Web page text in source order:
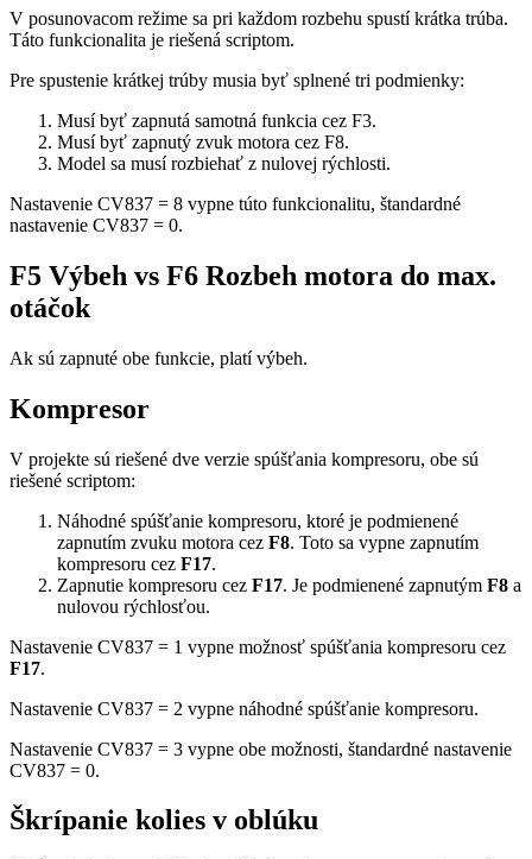
V posunovacom režime sa pri každom rozbehu spustí krátka trúba.
Táto funkcionalita je riešená scriptom.
Pre spustenie krátkej trúby musia byť splnené tri podmienky:
Musí byť zapnutá samotná funkcia cez F3.
Musí byť zapnutý zvuk motora cez F8.
Model sa musí rozbiehať z nulovej rýchlosti.
Nastavenie CV837 = 8 vypne túto funkcionalitu, štandardné
nastavenie CV837 = 0.
F5 Výbeh vs F6 Rozbeh motora do max.
otáčok
Ak sú zapnuté obe funkcie, platí výbeh.
Kompresor
V projekte sú riešené dve verzie spúšťania kompresoru, obe sú
riešené scriptom:
Náhodné spúšťanie kompresoru, ktoré je podmienené
zapnutím zvuku motora cez F8. Toto sa vypne zapnutím
kompresoru cez F17.
Zapnutie kompresoru cez F17. Je podmienené zapnutým F8 a
nulovou rýchlosťou.
Nastavenie CV837 = 1 vypne možnosť spúšťania kompresoru cez
F17.
Nastavenie CV837 = 2 vypne náhodné spúšťanie kompresoru.
Nastavenie CV837 = 3 vypne obe možnosti, štandardné nastavenie
CV837 = 0.
Škrípanie kolies v oblúku